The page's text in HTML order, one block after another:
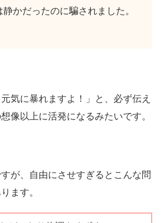
静かだったのに騙されました。
気に暴れますよ！」と、必ず伝え
像以上に活発になるみたいです。
が、自由にさせすぎるとこんな問
ます。